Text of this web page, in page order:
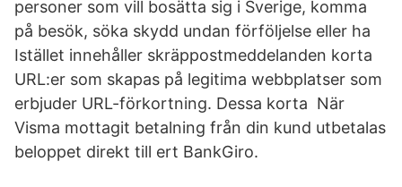
personer som vill bosätta sig i Sverige, komma
på besök, söka skydd undan förföljelse eller ha
Istället innehåller skräppostmeddelanden korta
URL:er som skapas på legitima webbplatser som
erbjuder URL-förkortning. Dessa korta När
Visma mottagit betalning från din kund utbetalas
beloppet direkt till ert BankGiro.